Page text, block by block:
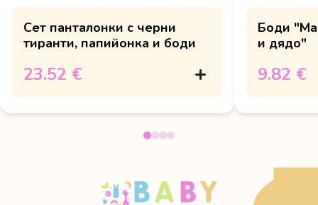
Сет панталонки с черни
тиранти, папийонка и боди
23.52 €
Боди
и дядо"
9.82 €